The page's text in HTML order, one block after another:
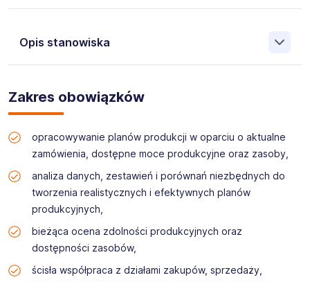
Działającą na rynku międzynarodowym, specjalizującą
transportowego
Opis stanowiska
Suski, woj. małopolskie
Zakres obowiązków
opracowywanie planów produkcji w oparciu o aktualne
zamówienia, dostępne moce produkcyjne oraz zasoby,
analiza danych, zestawień i porównań niezbędnych do
tworzenia realistycznych i efektywnych planów
produkcyjnych,
bieżąca ocena zdolności produkcyjnych oraz
dostępności zasobów,
ścisła współpraca z działami zakupów, sprzedaży,